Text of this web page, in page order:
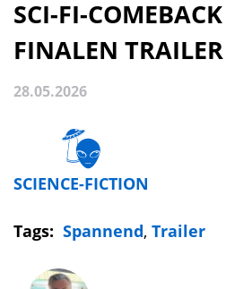
SCI-FI-
FINALEN TRAILER
28.05.2026
SCIENCE-FICTION
Tags: Spannend, Trailer